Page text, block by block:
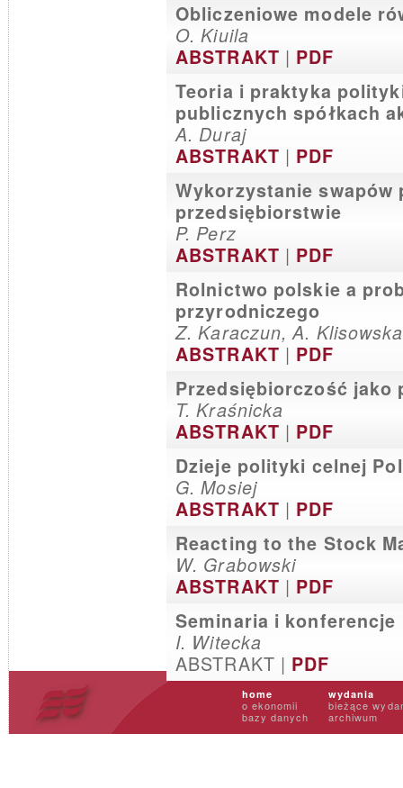
Obliczeniowe modele
O. Kiuila
ABSTRAKT | PDF
Teoria i praktyka
publicznych spółkach
A. Duraj
ABSTRAKT | PDF
Wykorzystanie swapów
przedsiębiorstwie
P. Perz
ABSTRAKT | PDF
Rolnictwo polskie a
przyrodniczego
Z. Karaczun, A.
ABSTRAKT | PDF
Przedsiębiorczość jako
T. Kraśnicka
ABSTRAKT | PDF
Dzieje polityki celnej
G. Mosiej
ABSTRAKT | PDF
Reacting to the Stock
W. Grabowski
ABSTRAKT | PDF
Seminaria i konferencje
I. Witecka
ABSTRAKT | PDF
home
o ekonomii
bazy danych
wydania
bieżące
archiwum